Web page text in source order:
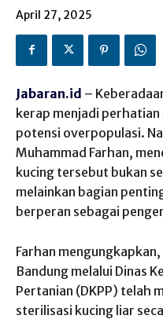
April 27, 2025
Jabaran.id –
kerap menjadi
potensi overpopulasi.
Muhammad Farhan,
kucing tersebut bukan
melainkan bagian
berperan sebagai
Farhan
Bandung melalui Dinas
Pertanian (DKPP) telah
sterilisasi kucing liar